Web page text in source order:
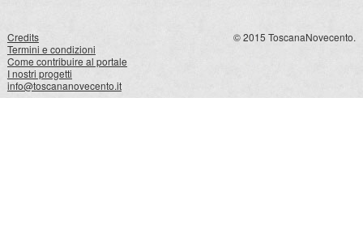
Credits
Termini e condizioni
Come contribuire al portale
I nostri progetti
info@toscananovecento.it
© 2015 ToscanaNovecento.